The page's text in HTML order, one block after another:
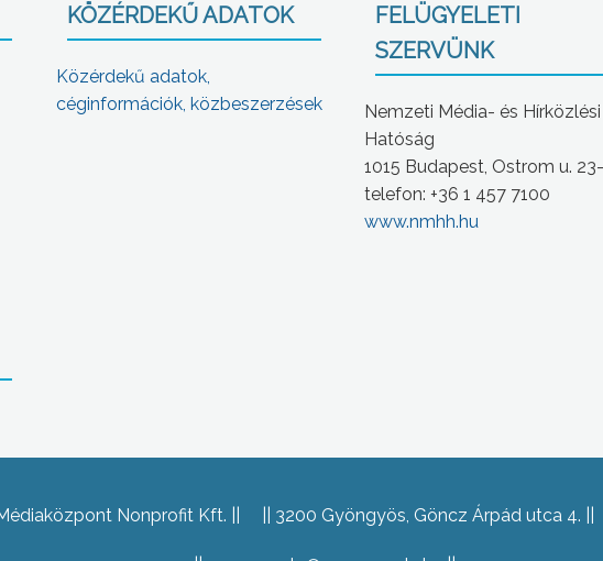
KÖZÉRDEKŰ ADATOK
Közérdekű adatok,
céginformációk, közbeszerzések
FELÜGYELETI
SZERVÜNK
Nemzeti Média- és Hírközlési
Hatóság
1015 Budapest, Ostrom u.
telefon: +36 1 457 7100
www.nmhh.hu
Nonprofit Kft. 3200 Gyöngyös, Göncz Árpád utca 4.